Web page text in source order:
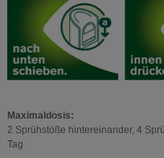
Maximaldosis:
2 Sprühstöße hintereinander, 4
Tag